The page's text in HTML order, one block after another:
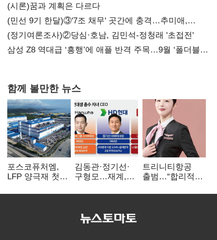
가족 지배체제 구축
(시론)꿈과 계획은 다르다
(민선 9기 한달)③'7조 채무' 곳간에 충격…추미애,
20년만에 '비상재정' 선언 승부수
(정기여론조사)②당심·호남, 김민석-정청래 '초접전'
삼성 Z8 역대급 ‘흥행’에 애플 반격 주목…9월 ‘폴더블
함께 볼만한 뉴스
포스코퓨처엠,
LFP 양극재 첫
ESS 시장 공략
김동관·정기선·
구형모…재계,
전성시대
트리니티항공
출범…“합리적
서비스로 승부”